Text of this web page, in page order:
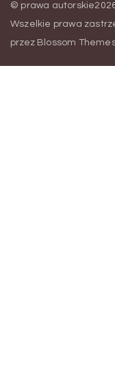
© prawa
Wszelkie prawa
przez Blossom